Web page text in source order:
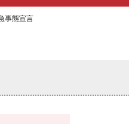
事態宣言